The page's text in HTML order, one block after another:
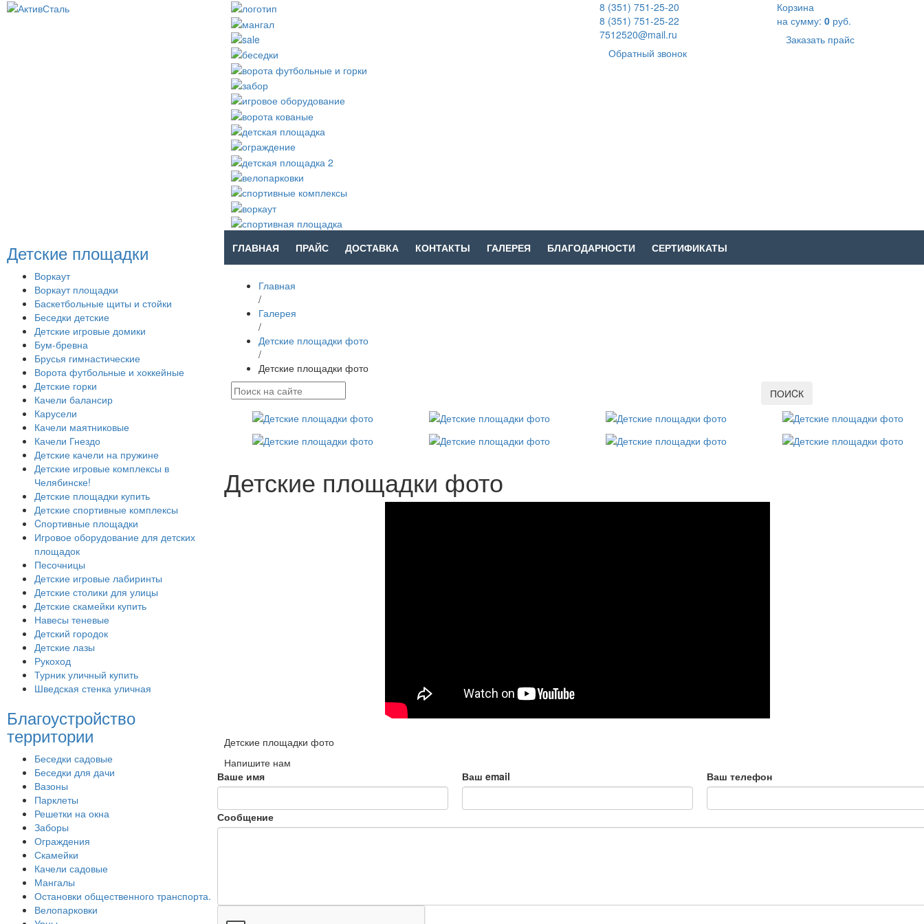
8 (351) 751-25-20
8 (351) 751-25-22
7512520@mail.ru
Обратный звонок
Корзина
на сумму: 0 руб.
Заказать прайс
Детские площадки
Воркаут
Воркаут площадки
Баскетбольные щиты и стойки
Беседки детские
Детские игровые домики
Бум-бревна
Брусья гимнастические
Ворота футбольные и хоккейные
Детские горки
Качели балансир
Карусели
Качели маятниковые
Качели Гнездо
Детские качели на пружине
Детские игровые комплексы в
Челябинске!
Детские площадки купить
Детские спортивные комплексы
Cпортивные площадки
Игровое оборудование для детских
площадок
Песочницы
Детские игровые лабиринты
Детские столики для улицы
Детские скамейки купить
Навесы теневые
Детский городок
Детские лазы
Рукоход
Турник уличный купить
Шведская стенка уличная
Благоустройство
территории
Беседки садовые
Беседки для дачи
Вазоны
Парклеты
Решетки на окна
Заборы
Ограждения
Скамейки
Качели садовые
Мангалы
Остановки общественного транспорта.
Велопарковки
ГЛАВНАЯ ПРАЙС ДОСТАВКА КОНТАКТЫ ГАЛЕРЕЯ БЛАГОДАРНОСТИ СЕРТИФИКАТЫ
Главная
/
Галерея
/
Детские площадки фото
/
Детские площадки фото
ПОИCК
Детские площадки фото
Детские площадки фото
Напишите нам
Ваше имя
Ваш email Ваш телефон
Сообщение